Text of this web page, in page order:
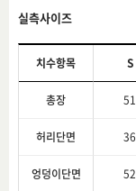
실측사이즈
치수항목 S
총장 51
허리단면 36
엉덩이단면 52